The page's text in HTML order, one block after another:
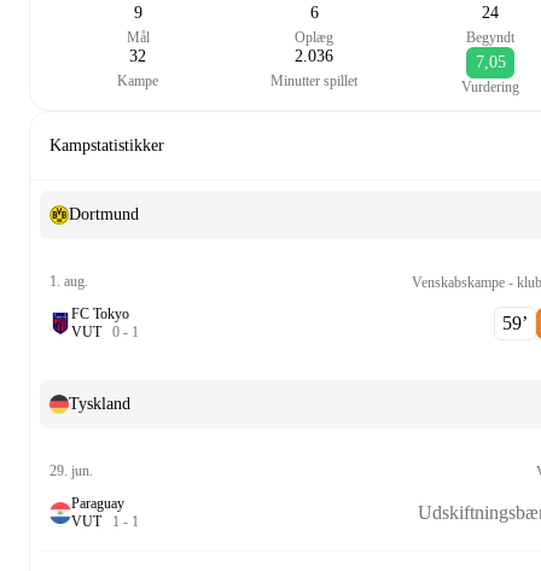
9
Mål
6
Oplæg
24
Begyndt
32
Kampe
2.036
Minutter spillet
7,05
Vurdering
Kampstatistikker
Dortmund
1. aug.
Venskabskampe -
FC Tokyo
VUT 0 - 1 59‎’‎
Tyskland
29. jun.
Paraguay
VUT 1 - 1